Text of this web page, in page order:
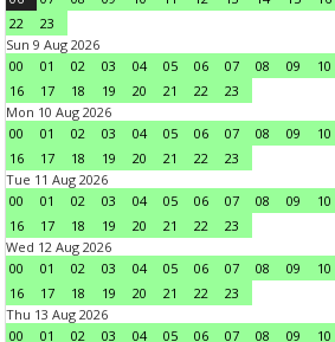
22
23
Sun 9 Aug 2026
00
01 02 03 04 05 06 07 08 09 10
16
17 18 19 20 21 22
23
Mon 10 Aug 2026
00
01 02 03 04 05 06 07 08 09 10
16
17 18 19 20 21 22
23
Tue 11 Aug 2026
00
01 02 03 04 05 06 07 08 09 10
16
17 18 19 20 21 22
23
Wed 12 Aug 2026
00
01 02 03 04 05 06 07 08 09 10
16
17 18 19 20 21 22
23
Thu 13 Aug 2026
00
01 02 03 04 05 06 07 08 09 10